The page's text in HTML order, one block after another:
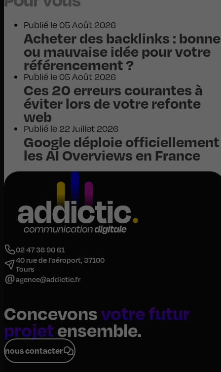
Publié le 05 Août 2026
Acheter des backlinks : bonne
ou mauvaise idée pour votre
référencement ?
Publié le 05 Août 2026
Ces 20 erreurs courantes à
éviter lors de votre refonte
web
Publié le 22 Juillet 2026
Google déploie officiellement
les AI Overviews en France
02 47 36 90 61
40 rue de l'aéroport, 37100
Tours
agence@addictic.fr
Concevonsvotre futur
projetensemble.
nous contacter